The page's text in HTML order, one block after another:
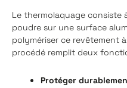
Le thermolaquage consiste
poudre sur une surface
polymériser ce revêtement
procédé remplit deux
Protéger